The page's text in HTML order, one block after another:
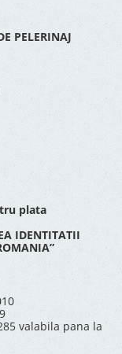
PELERINAJ
plata
IDENTITATII
valabila pana la